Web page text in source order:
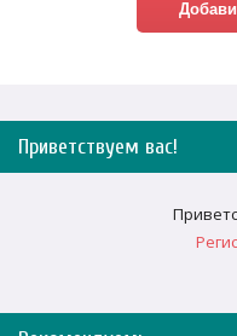
Приветствуем вас!